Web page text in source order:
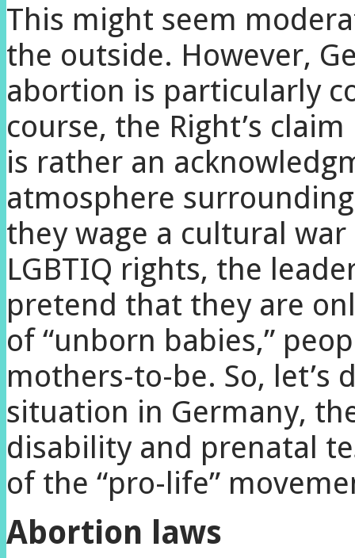
This might seem
the outside. However,
abortion is particularly
course, the Right’s
is rather an
atmosphere
they wage a cultural war
LGBTIQ rights, the
pretend that they are
of “unborn babies,”
mothers-to-be. So, let’s
situation in Germany,
disability and prenatal
of the “pro-life”
Abortion laws